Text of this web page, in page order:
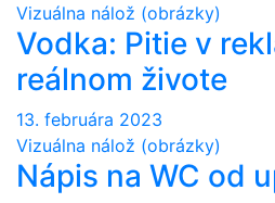
Vizuálna nálož (obrázky)
Vodka: Pitie v
reálnom živote
13. februára 2023
Vizuálna nálož (obrázky)
Nápis na WC od